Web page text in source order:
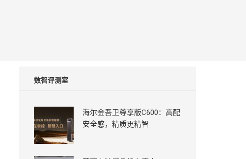
数智评测室
海尔金吾卫尊享版C600：高配
安全感，精质更精智